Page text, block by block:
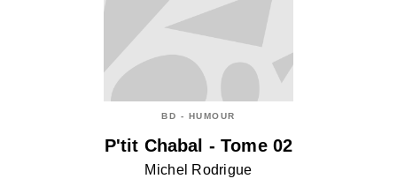
BD - HUMOUR
P'tit Chabal - Tome 02
Michel Rodrigue